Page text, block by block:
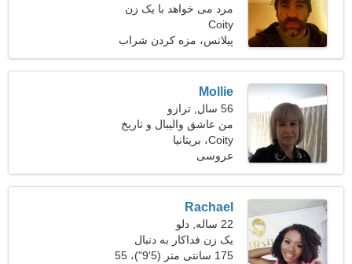
مرد می خواهد با یک زن
ملاقات کند 22-29
Coity
پیلاتس، مزه کردن شراب
Mollie
56 سال, ترازو
من عاشق والیبال و تاریخ
هستم
Coity، بریتانیا
عروسی
Rachael
22 ساله, دلو
یک زن فداکار به دنبال
دوستان است
175 سانتی متر (5'9")، 55